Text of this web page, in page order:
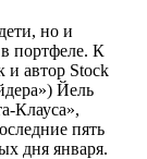
но и
портфеле. К
и автор Stock
Йель
Клауса»,
пять
дня января.